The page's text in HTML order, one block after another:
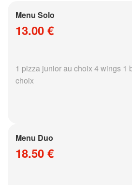
Menu Solo
13.00 €
1 pizza junior au choix 4 wings 1
choix
Menu Duo
18.50 €